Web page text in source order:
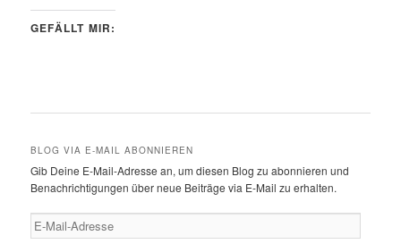
GEFÄLLT MIR:
BLOG VIA E-MAIL ABONNIEREN
Gib Deine E-Mail-Adresse an, um diesen Blog zu abonnieren und
Benachrichtigungen über neue Beiträge via E-Mail zu erhalten.
E-
Mail-